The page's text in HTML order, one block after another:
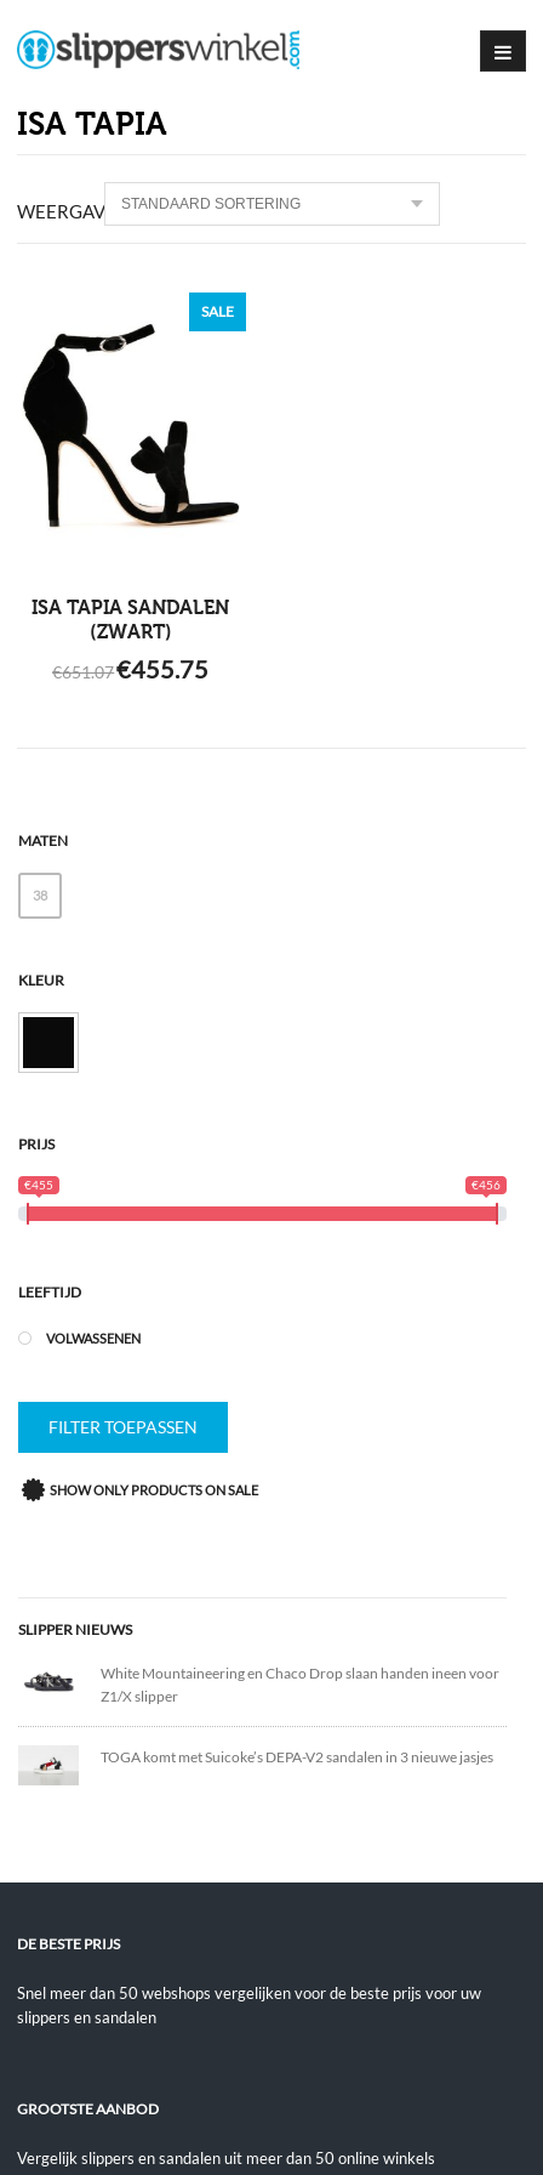
ISA TAPIA
WEERGAVE PRODUCT
SALE
ISA TAPIA SANDALEN
(ZWART)
€651.07ORIGINAL
PRICE
€455.75
MATEN
38
KLEUR
PRIJS
€455 €456
LEEFTIJD
VOLWASSENEN
FILTER TOEPASSEN
SHOW ONLY PRODUCTS ON SALE
SLIPPER NIEUWS
White Mountaineering en Chaco Drop slaan handen ineen voor
Z1/X slipper
TOGA komt met Suicoke’s DEPA-V2 sandalen in 3 nieuwe jasjes
DE BESTE PRIJS
Snel meer dan 50 webshops vergelijken voor de beste prijs voor uw
slippers en sandalen
GROOTSTE AANBOD
Vergelijk slippers en sandalen uit meer dan 50 online winkels